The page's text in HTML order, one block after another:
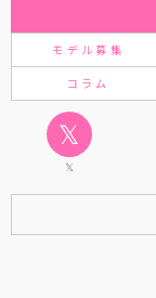
モデル募集
コラム
𝕏
𝕏